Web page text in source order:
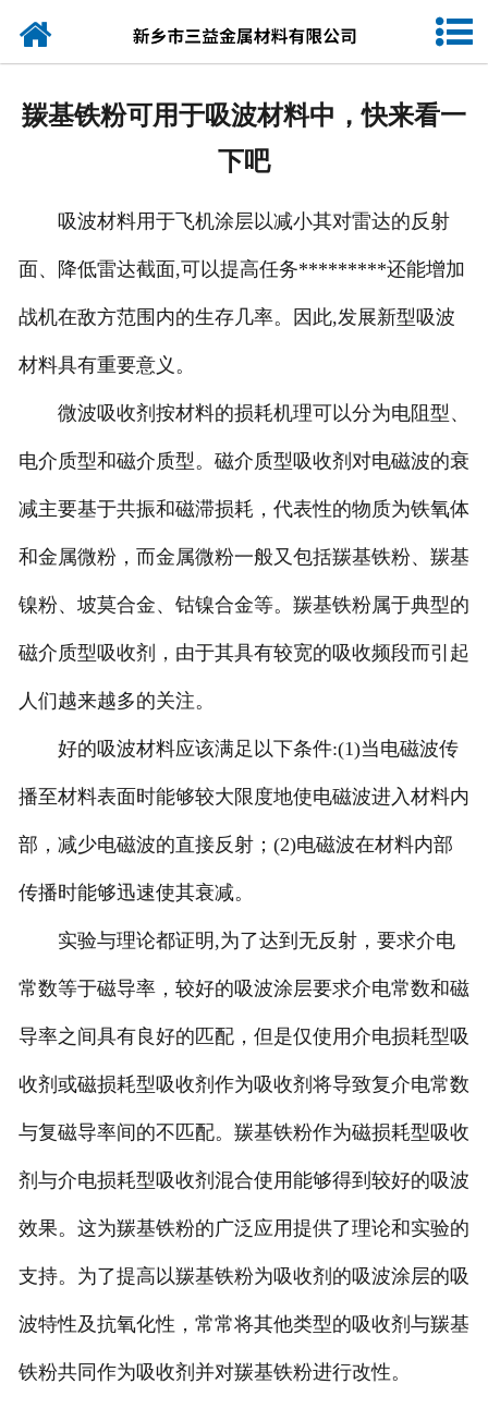
网站首页
联系我们
羰基铁粉可用于吸波材料中，快来看一
下吧
吸波材料用于飞机涂层以减小其对雷达的反射
面、降低雷达截面,可以提高任务*********还能增加
战机在敌方范围内的生存几率。因此,发展新型吸波
材料具有重要意义。
微波吸收剂按材料的损耗机理可以分为电阻型、
电介质型和磁介质型。磁介质型吸收剂对电磁波的衰
减主要基于共振和磁滞损耗，代表性的物质为铁氧体
和金属微粉，而金属微粉一般又包括羰基铁粉、羰基
镍粉、坡莫合金、钴镍合金等。羰基铁粉属于典型的
磁介质型吸收剂，由于其具有较宽的吸收频段而引起
人们越来越多的关注。
好的吸波材料应该满足以下条件:(1)当电磁波传
播至材料表面时能够较大限度地使电磁波进入材料内
部，减少电磁波的直接反射；(2)电磁波在材料内部
传播时能够迅速使其衰减。
实验与理论都证明,为了达到无反射，要求介电
常数等于磁导率，较好的吸波涂层要求介电常数和磁
导率之间具有良好的匹配，但是仅使用介电损耗型吸
收剂或磁损耗型吸收剂作为吸收剂将导致复介电常数
与复磁导率间的不匹配。羰基铁粉作为磁损耗型吸收
剂与介电损耗型吸收剂混合使用能够得到较好的吸波
效果。这为羰基铁粉的广泛应用提供了理论和实验的
支持。为了提高以羰基铁粉为吸收剂的吸波涂层的吸
波特性及抗氧化性，常常将其他类型的吸收剂与羰基
铁粉共同作为吸收剂并对羰基铁粉进行改性。